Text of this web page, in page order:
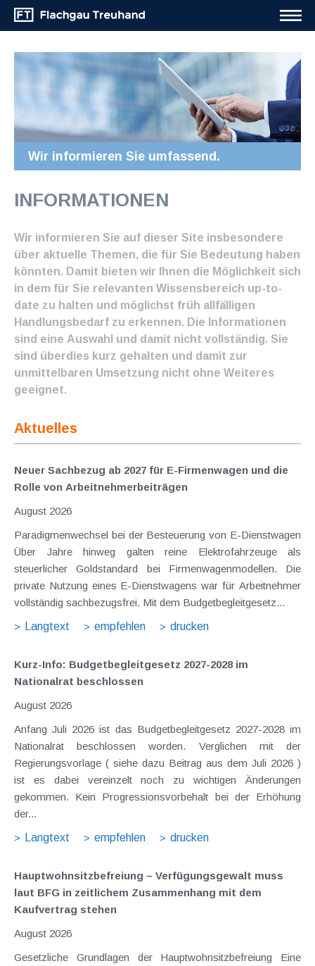
Wir informieren Sie umfassend.
INFORMATIONEN
Wir informieren Sie auf dieser Site insbesondere
über aktuelle Themen, die für Sie Bedeutung haben
könnten. Damit bieten wir Ihnen die Möglichkeit sich
in dem für Sie relevanten Wissensbereich up-to-
date zu halten und möglichst früh allfälligen
Handlungsbedarf zu erkennen. Die Informationen
sind eine Auswahl und damit nicht vollständig. Sie
sind überdies kurz gehalten und damit zur
unmittelbaren Umsetzung nicht ohne Weiteres
geeignet.
Aktuelles
Neuer Sachbezug ab 2027 für E-Firmenwagen und die
Rolle von Arbeitnehmer​­beiträgen
August 2026
Paradigmenwechsel bei der Besteuerung von E-Dienstwagen
Über Jahre hinweg galten reine Elektrofahrzeuge als
steuerlicher Goldstandard bei Firmenwagenmodellen. Die
private Nutzung eines E-Dienstwagens war für Arbeitnehmer
vollständig sachbezugsfrei. Mit dem Budgetbegleitgesetz...
Langtext
empfehlen drucken
Kurz-Info: Budgetbegleitgesetz 2027-2028 im
Nationalrat beschlossen
August 2026
Anfang Juli 2026 ist das Budgetbegleitgesetz 2027-2028 im
Nationalrat beschlossen worden. Verglichen mit der
Regierungsvorlage ( siehe dazu Beitrag aus dem Juli 2026 )
ist es dabei vereinzelt noch zu wichtigen Änderungen
gekommen. Kein Progressionsvorbehalt bei der Erhöhung
der...
Langtext
empfehlen drucken
Hauptwohnsitz​­befreiung – Verfügungsgewalt muss
laut BFG in zeitlichem Zusammenhang mit dem
Kaufvertrag stehen
August 2026
Gesetzliche Grundlagen der Hauptwohnsitzbefreiung Eine